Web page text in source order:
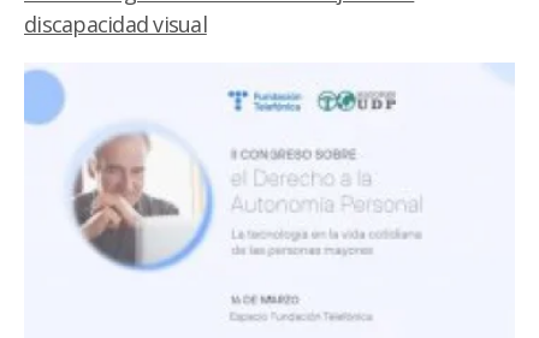
discapacidad visual